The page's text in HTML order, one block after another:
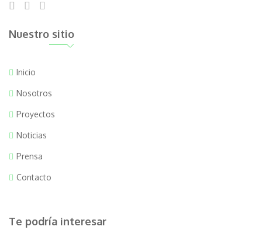
Nuestro sitio
Inicio
Nosotros
Proyectos
Noticias
Prensa
Contacto
Te podría interesar